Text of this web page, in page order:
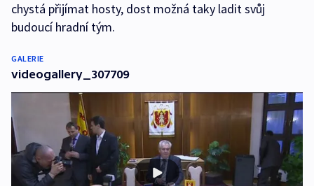
chystá přijímat hosty, dost možná taky ladit svůj
budoucí hradní tým.
GALERIE
videogallery_307709